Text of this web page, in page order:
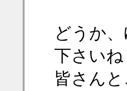
どうか
下さいね
皆さん